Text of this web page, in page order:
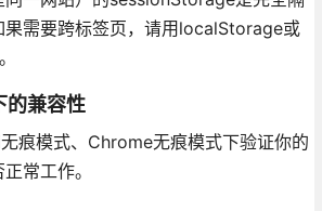
果需要跨标签页，请用localStorage或
的兼容性
痕模式、Chrome无痕模式下验证你的
常工作。